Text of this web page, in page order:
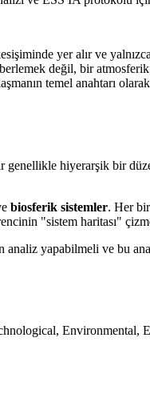
yer alır ve
değil, bir
temel anahtarı
hiyerarşik bir
biosferik sistemler. Her
"sistem haritası"
yapabilmeli ve bu
Environmental,